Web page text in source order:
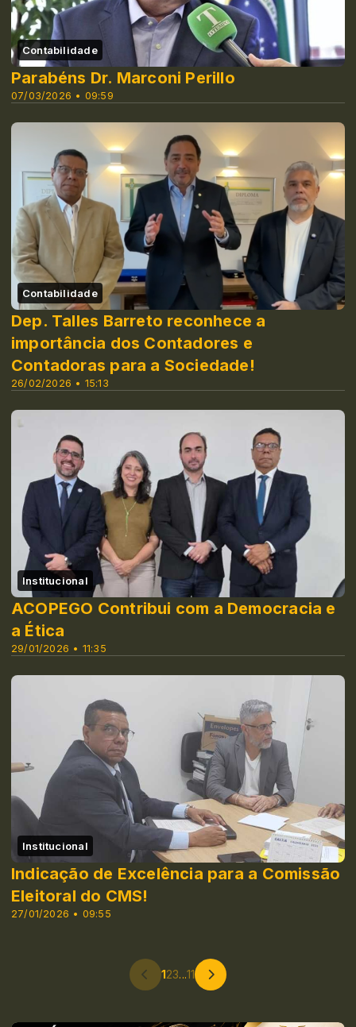
Contabilidade
07/03/2026 • 09:59
Parabéns Dr. Marconi Perillo
Contabilidade
26/02/2026 • 15:13
Dep. Talles Barreto reconhece a
importância dos Contadores e
Contadoras para a Sociedade!
Institucional
29/01/2026 • 11:35
ACOPEGO Contribui com a Democracia e
a Ética
Institucional
27/01/2026 • 09:55
Indicação de Excelência para a Comissão
Eleitoral do CMS!
123...11